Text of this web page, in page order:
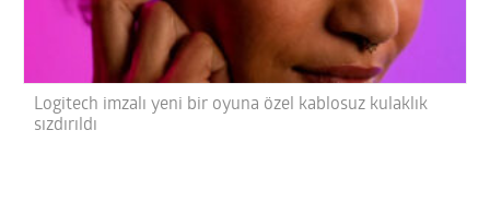
Logitech imzalı yeni bir oyuna özel kablosuz kulaklık
sızdırıldı